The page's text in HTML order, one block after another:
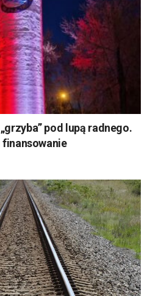
pod lupą radnego.
finansowanie